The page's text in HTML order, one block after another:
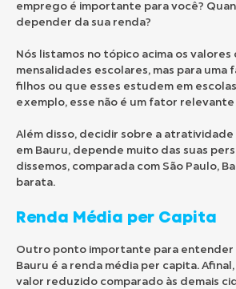
emprego é importante para você?
depender da sua renda?
Nós listamos no tópico acima os valores
mensalidades escolares, mas para uma
filhos ou que esses estudem em
exemplo, esse não é um fator
Além disso, decidir sobre a
em Bauru, depende muito das suas
dissemos, comparada com São Paulo,
barata.
Renda Média per Capita
Outro ponto importante para entender
Bauru é a renda média per capita.
valor reduzido comparado às demais